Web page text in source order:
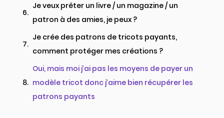
Je veux prêter un livre / un magazine / un
patron à des amies, je peux ?​
Je crée des patrons de tricots payants,
comment protéger mes créations ?
Oui, mais moi j’ai pas les moyens de payer un
modèle tricot donc j’aime bien récupérer les
patrons payants